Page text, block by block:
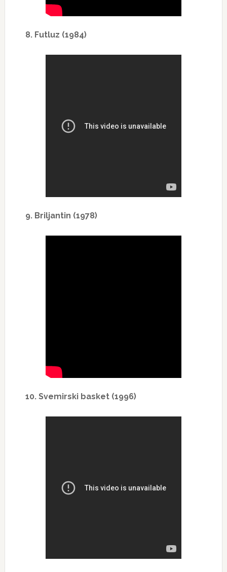
8. Futluz (1984)
9. Briljantin (1978)
10. Svemirski basket (1996)